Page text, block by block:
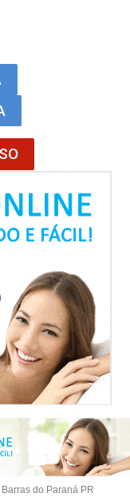
do Paraná PR